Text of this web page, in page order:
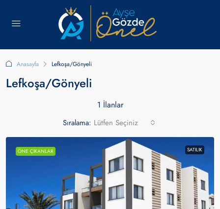
Anasayfa Lefkoşa/Gönyeli
Lefkoşa/Gönyeli
1 İlanlar
Sıralama: Lütfen Seçiniz
ÖNE ÇIKANLAR SATILIK